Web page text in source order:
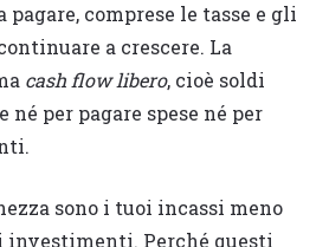
pagare, comprese le tasse e gli
a crescere. La
cash flow libero, cioè soldi
né per pagare spese né per
sono i tuoi incassi meno
investimenti. Perché questi